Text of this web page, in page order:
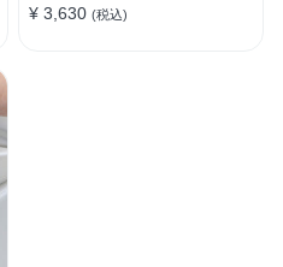
¥ 3,630 (税込)